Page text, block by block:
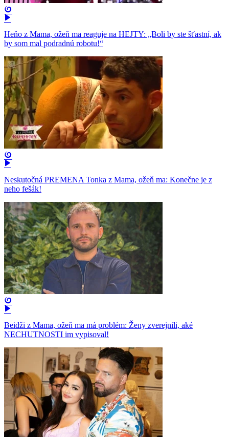
Heňo z Mama, ožeň ma reaguje na HEJTY: „Boli by ste šťastní, ak
by som mal podradnú robotu!“
Neskutočná PREMENA Tonka z Mama, ožeň ma: Konečne je z
neho fešák!
Beidži z Mama, ožeň ma má problém: Ženy zverejnili, aké
NECHUTNOSTI im vypisoval!